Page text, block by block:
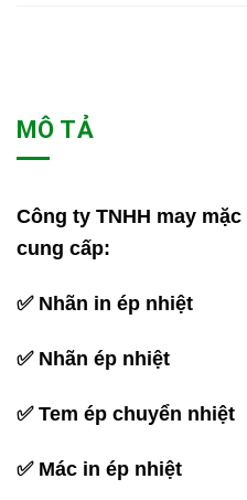
MÔ TẢ
Công ty TNHH may mặc
cung cấp:
✅Nhãn in ép nhiệt
✅Nhãn ép nhiệt
✅Tem ép chuyển nhiệt
✅Mác in ép nhiệt